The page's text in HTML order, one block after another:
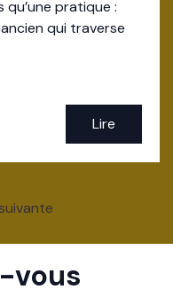
qu’une pratique :
qui traverse
Lire
: :
vous